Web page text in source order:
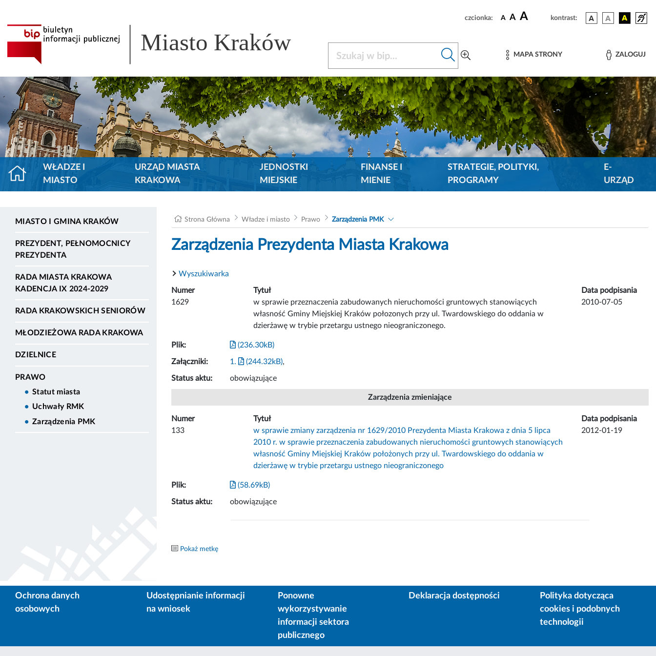
czcionka: A A A kontrast:
Miasto Kraków MAPA STRONY ZALOGUJ
WŁADZE I
MIASTO
URZĄD MIASTA
KRAKOWA
JEDNOSTKI
MIEJSKIE
FINANSE I
MIENIE
STRATEGIE, POLITYKI,
PROGRAMY
E-
URZĄD
MIASTO I GMINA KRAKÓW
PREZYDENT, PEŁNOMOCNICY
PREZYDENTA
RADA MIASTA KRAKOWA
KADENCJA IX 2024-2029
RADA KRAKOWSKICH SENIORÓW
MŁODZIEŻOWA RADA KRAKOWA
DZIELNICE
PRAWO
Statut miasta
Uchwały RMK
Zarządzenia PMK
Strona Główna Władze i miasto Prawo Zarządzenia PMK
Zarządzenia Prezydenta Miasta Krakowa
Wyszukiwarka
Numer Tytuł
Data podpisania
1629
w sprawie przeznaczenia zabudowanych nieruchomości gruntowych stanowiących
własność Gminy Miejskiej Kraków połozonych przy ul. Twardowskiego do oddania w
dzierżawę w trybie przetargu ustnego nieograniczonego.
2010-07-05
Plik: (236.30kB)
Załączniki: 1. (244.32kB),
Status aktu: obowiązujące
Zarządzenia zmieniające
Numer Tytuł
Data podpisania
133
w sprawie zmiany zarządzenia nr 1629/2010 Prezydenta Miasta Krakowa z dnia 5 lipca
2010 r. w sprawie przeznaczenia zabudowanych nieruchomości gruntowych stanowiących
własność Gminy Miejskiej Kraków położonych przy ul. Twardowskiego do oddania w
dzierżawę w trybie przetargu ustnego nieograniczonego
2012-01-19
Plik: (58.69kB)
Status aktu: obowiązujące
Pokaż metkę
Ochrona danych
osobowych
Udostępnianie informacji
na wniosek
Ponowne
wykorzystywanie
informacji sektora
publicznego
Deklaracja dostępności
Polityka dotycząca
cookies i podobnych
technologii